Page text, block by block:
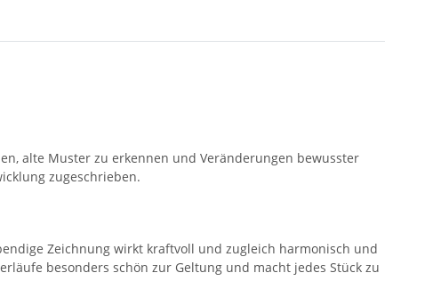
alte Muster zu erkennen und Veränderungen bewusster
zugeschrieben.
Zeichnung wirkt kraftvoll und zugleich harmonisch und
besonders schön zur Geltung und macht jedes Stück zu